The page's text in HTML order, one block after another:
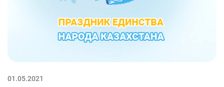
01.05.2021